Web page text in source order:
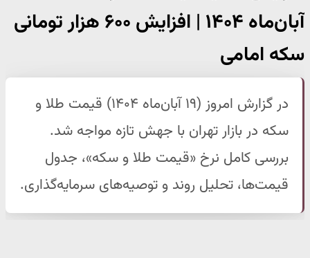
آبان‌ماه ۱۴۰۴ | افزایش ۶۰۰ هزار تومانی
سکه امامی
در گزارش امروز (۱۹ آبان‌ماه ۱۴۰۴) قیمت طلا و
سکه در بازار تهران با جهش تازه مواجه شد.
بررسی کامل نرخ «قیمت طلا و سکه»، جدول
قیمت‌ها، تحلیل روند و توصیه‌های سرمایه‌گذاری.